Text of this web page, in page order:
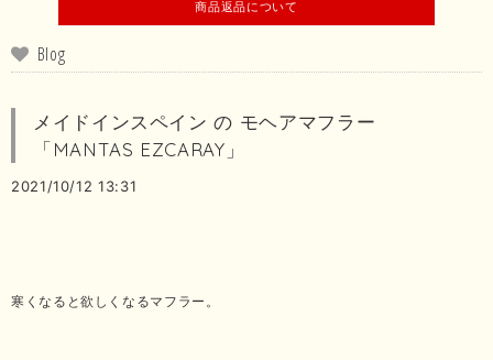
商品返品について
Blog
メイドインスペイン の モヘアマフラー
「MANTAS EZCARAY」
2021/10/12 13:31
寒くなると欲しくなるマフラー。